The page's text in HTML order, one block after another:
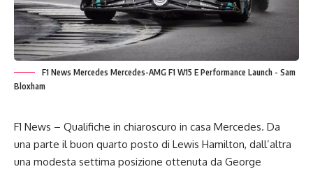
F1 News Mercedes Mercedes-AMG F1 W15 E Performance Launch - Sam
Bloxham
F1 News – Qualifiche in chiaroscuro in casa Mercedes. Da
una parte il buon quarto posto di Lewis Hamilton, dall’altra
una modesta settima posizione ottenuta da George